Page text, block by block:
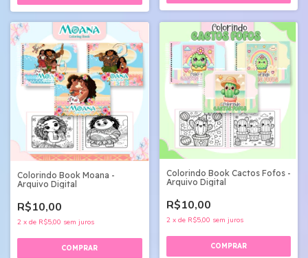
Colorindo Book Moana -
Arquivo Digital
R$10,00
2 x de R$5,00 sem juros
Colorindo Book Cactos Fofos -
Arquivo Digital
R$10,00
2 x de R$5,00 sem juros